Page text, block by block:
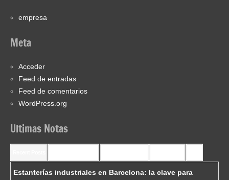
empresa
Meta
Acceder
Feed de entradas
Feed de comentarios
WordPress.org
Ultimas Notas
Estanterías industriales en Barcelona: la clave para